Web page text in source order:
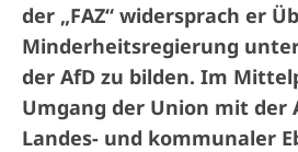
der „FAZ“ widersprach er
Minderheitsregierung
der AfD zu bilden. Im
Umgang der Union mit der
Landes- und kommunaler